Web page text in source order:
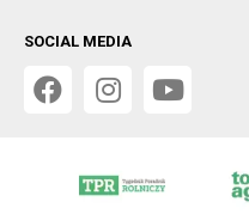
SOCIAL MEDIA